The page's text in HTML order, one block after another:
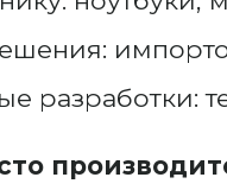
разработки: